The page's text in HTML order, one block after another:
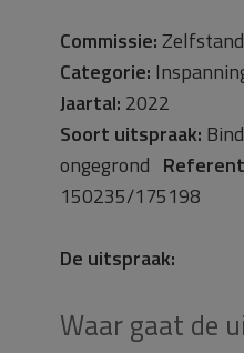
Commissie:
Categorie:
Jaartal: 2022
Soort uitspraak:
ongegrond
150235/175198
De uitspraak:
Waar gaat de